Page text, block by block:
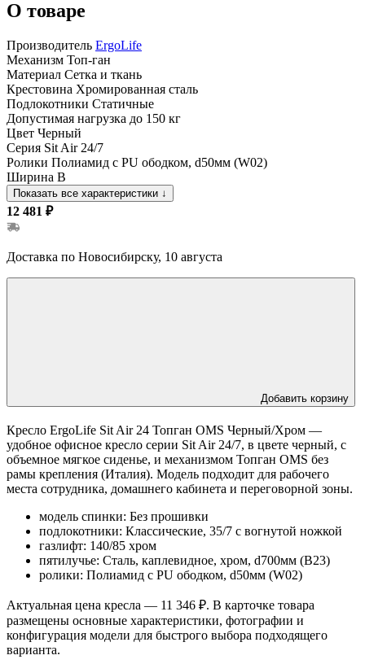
О товаре
Производитель ErgoLife
Механизм Топ-ган
Материал Сетка и ткань
Крестовина Хромированная сталь
Подлокотники Статичные
Допустимая нагрузка до 150 кг
Цвет Черный
Серия Sit Air 24/7
Ролики Полиамид с PU ободком, d50мм (W02)
Ширина B
Показать все характеристики ↓
12 481 ₽
Доставка по Новосибирску, 10 августа
Добавить корзину
Кресло ErgoLife Sit Air 24 Топган OMS Черный/Хром —
удобное офисное кресло серии Sit Air 24/7, в цвете черный, с
объемное мягкое сиденье, и механизмом Топган OMS без
рамы крепления (Италия). Модель подходит для рабочего
места сотрудника, домашнего кабинета и переговорной зоны.
модель спинки: Без прошивки
подлокотники: Классические, 35/7 с вогнутой ножкой
газлифт: 140/85 хром
пятилучье: Сталь, каплевидное, хром, d700мм (B23)
ролики: Полиамид с PU ободком, d50мм (W02)
Актуальная цена кресла — 11 346 ₽. В карточке товара
размещены основные характеристики, фотографии и
конфигурация модели для быстрого выбора подходящего
варианта.